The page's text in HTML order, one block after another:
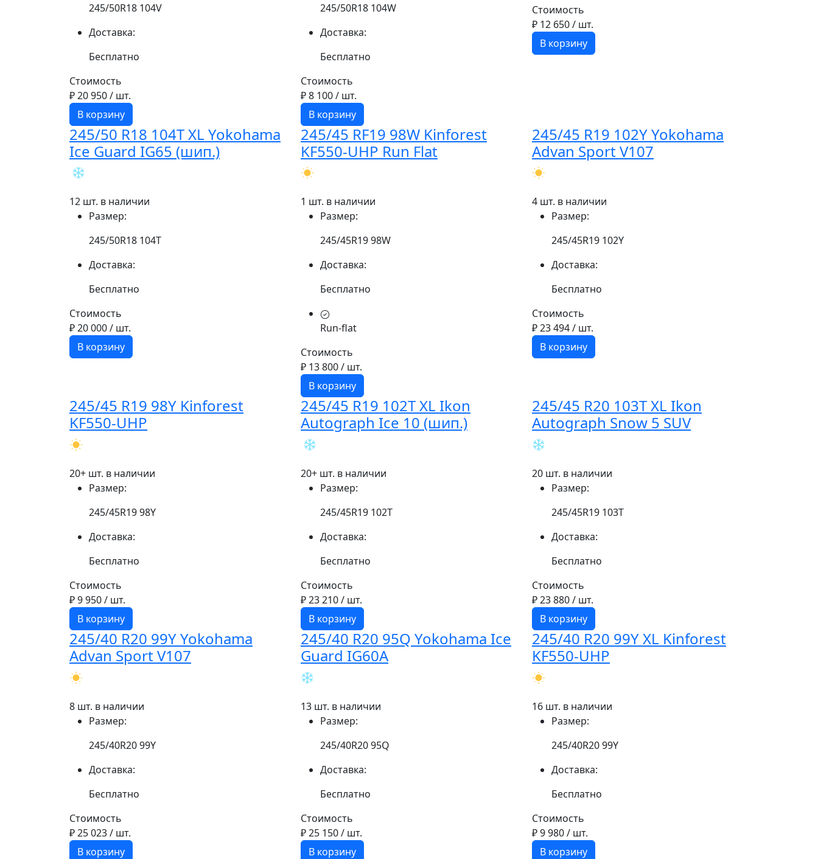
245/50R18 104V
Доставка:
Бесплатно
Стоимость
₽ 20 950/ шт.
В корзину
245/50R18 104W
Доставка:
Бесплатно
Стоимость
₽ 8 100/ шт.
В корзину
Стоимость
₽ 12 650/ шт.
В корзину
245/50 R18 104T XL Yokohama
Ice Guard IG65 (шип.)
12 шт. в наличии
Размер:
245/50R18 104T
Доставка:
Бесплатно
Стоимость
₽ 20 000/ шт.
В корзину
245/45 RF19 98W Kinforest
KF550-UHP Run Flat
1 шт. в наличии
Размер:
245/45R19 98W
Доставка:
Бесплатно
Run-flat
Стоимость
₽ 13 800/ шт.
В корзину
245/45 R19 102Y Yokohama
Advan Sport V107
4 шт. в наличии
Размер:
245/45R19 102Y
Доставка:
Бесплатно
Стоимость
₽ 23 494/ шт.
В корзину
245/45 R19 98Y Kinforest
KF550-UHP
20+ шт. в наличии
Размер:
245/45R19 98Y
Доставка:
Бесплатно
Стоимость
₽ 9 950/ шт.
В корзину
245/45 R19 102T XL Ikon
Autograph Ice 10 (шип.)
20+ шт. в наличии
Размер:
245/45R19 102T
Доставка:
Бесплатно
Стоимость
₽ 23 210/ шт.
В корзину
245/45 R20 103T XL Ikon
Autograph Snow 5 SUV
20 шт. в наличии
Размер:
245/45R19 103T
Доставка:
Бесплатно
Стоимость
₽ 23 880/ шт.
В корзину
245/40 R20 99Y Yokohama
Advan Sport V107
8 шт. в наличии
Размер:
245/40R20 99Y
Доставка:
Бесплатно
Стоимость
₽ 25 023/ шт.
В корзину
245/40 R20 95Q Yokohama Ice
Guard IG60A
13 шт. в наличии
Размер:
245/40R20 95Q
Доставка:
Бесплатно
Стоимость
₽ 25 150/ шт.
В корзину
245/40 R20 99Y XL Kinforest
KF550-UHP
16 шт. в наличии
Размер:
245/40R20 99Y
Доставка:
Бесплатно
Стоимость
₽ 9 980/ шт.
В корзину